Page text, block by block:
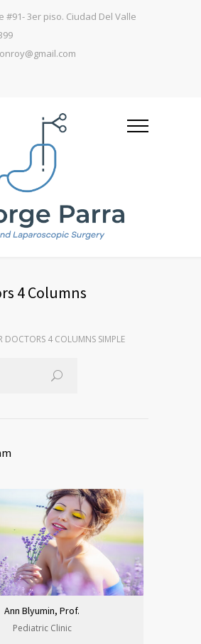
#91- 3er piso. Ciudad Del Valle
4 Columns
DOCTORS 4 COLUMNS SIMPLE
Ann Blyumin, Prof.
Pediatric Clinic